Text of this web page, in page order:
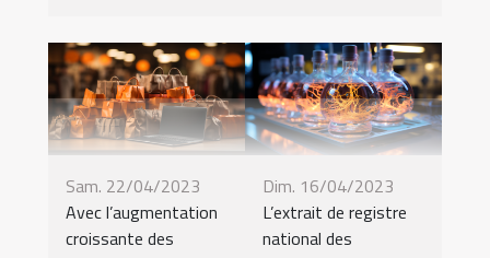
Sam. 22/04/2023
Avec l’augmentation
croissante des
Dim. 16/04/2023
L’extrait de registre
national des